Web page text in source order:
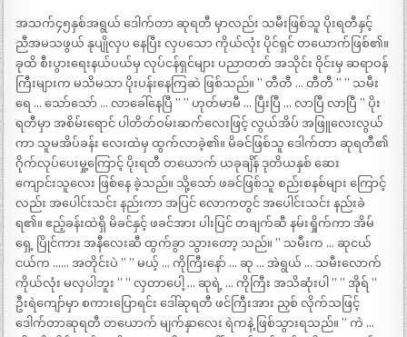
အသက်၄၅နှစ်အရွယ် ဒေါက်တာ ဆုရတီ မှာလည်း သမီးဖြစ်သူ ပိုးရတီနှင့်
ညီအမသဖွယ် နုပျိုလှပ နေပြီး လှပသော ကိုယ်လုံး ပိုင်ရှင် တယောက်ဖြစ်၏။
ခုထိ စီးပွားရေးနယ်ပယ်မှ လုပ်ငန်ရှင်များ ပညာတတ် အသိုင်း ဝိုင်းမှ ဆရာဝန်
ကြီးများက မသိမသာ ပိုးပန်းနေကြဆဲ ဖြစ်သည်။ ” တီတီ … တီတီ ” ” သမီး
ရေ … သော်သော် … လာခေါ်နေပြီ ” ” ဟုတ်မာမီ … ပြီးပြီ … လာပြီ လာပြီ ” ပိုး
ရတီမှာ အစိမ်းရောင် ပါတိတ်ဝမ်းဆက်လေးဖြင့် လွယ်အိပ် အဖြူလေးလွယ်
ကာ သူမအိပ်ခန်း လေးထဲမှ ထွက်လာခဲ့၏။ မိခင်ဖြစ်သူ ဒေါက်တာ ဆုရတီ၏
ဂိုက်လုပ်ပေးမှု့ကြောင့် ပိုးရတီ တယောက် ယခုချိန် ဒုတိယနှစ် ဆေး
ကျောင်းသူလေး ဖြစ်နေ ခဲ့သည်။ သို့သော် ဖခင်ဖြစ်သူ စည်းစနစ်များ ကြောင့်
လည်း အပေါင်းသင်း နည်းကာ အပြင် လောကတွင် အပေါင်းသင်း နည်းခဲ
ရ၏။ ဧည့်ခန်းထဲရှိ မိခင်နှင့် ဖခင်အား ပါးပြင် တချက်ဆီ နမ်းရှိုက်ကာ အိမ်
ရှေ့ ပြိုင်ကား အနီလေးဆီ ထွက်ခွာ သွားတော့ သည်။ ” သမီးက … ဆုငယ်
ငယ်က …… အတိုင်းပဲ ” ” မယ့် … ကိုကြီးနော် … ဆု … အဲရွယ် … သမီးလောက်
ကိုယ်လုံး မလှပါဘူး ” ” လှတာပေါ့ … ဆုရဲ့ … ကိုကြီး အသိဆုံးပါ ” ” အိုရ် ”
ဦးရဲကျော်မှာ စကားပြောရင်း ဒေါ်ဆုရတီ ဖင်ကြီးအား ညှစ် လိုက်သဖြင့်
ဒေါက်တာဆုရတီ တယောက် မျက်နှာလေး ရဲကနဲ့ ဖြစ်သွားရသည်။ ” ကဲ …